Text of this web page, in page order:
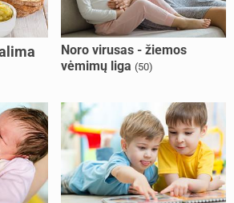
Noro virusas - žiemos
vėmimų liga (50)